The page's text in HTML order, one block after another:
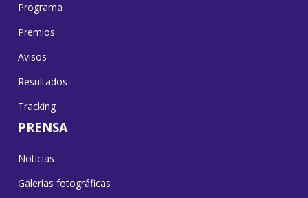
Programa
Premios
Avisos
Resultados
Tracking
PRENSA
Noticias
Galerías fotográficas